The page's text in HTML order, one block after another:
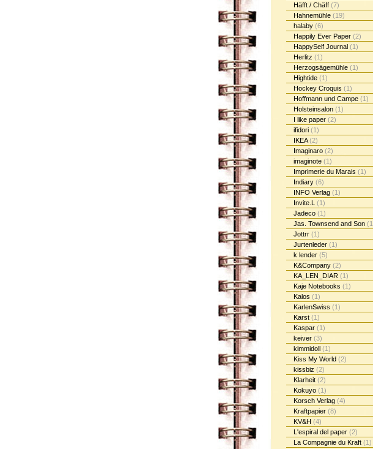
Häfft / Chäff (7)
Hahnemühle (19)
halaby (6)
Happily Ever Paper (2)
HappySelf Journal (1)
Herlitz (1)
Herzogsägemühle (1)
Hightide (1)
Hockey Croquis (1)
Hoffmann und Campe (1)
Holsteinsalon (1)
I like paper (2)
ifidori (1)
IKEA(2)
Imaginaro (2)
imaginote (1)
Imprimerie du Marais (1)
Indiary (6)
INFO Verlag (1)
Invite.L (1)
Jadeco (1)
Jas. Townsend and Son
Jottrr (1)
Jurtenleder (1)
k lender (5)
K&Company (2)
KA_LEN_DIAR (1)
Kaje Notebooks (1)
Kalos (1)
KarlenSwiss (1)
Karst (1)
Kaspar (1)
keiver (3)
kimmidoll (1)
Kiss My World (2)
kissbiz (2)
Klarheit (2)
Kokuyo (1)
Korsch Verlag (4)
Kraftpapier (8)
KV&H (4)
L'espiral del paper (2)
La Compagnie du Kraft (1)